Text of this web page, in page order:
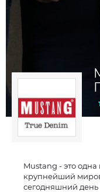
Mustang - это
крупнейший
сегодняшний день